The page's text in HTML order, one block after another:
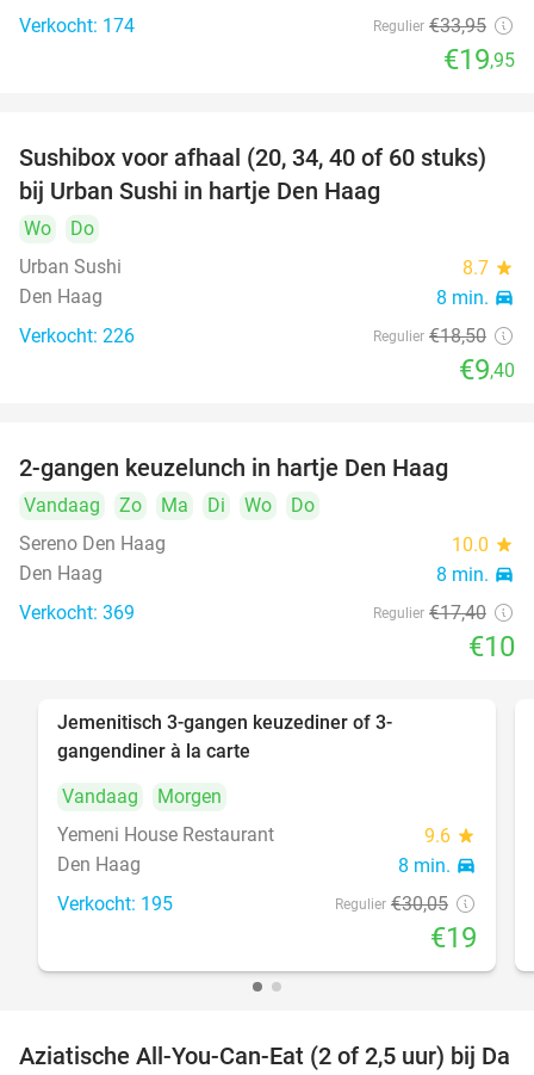
Verkocht: 174 Regulier €33,95
€19,95
49%
Sushibox voor afhaal (20, 34, 40 of 60 stuks)
bij Urban Sushi in hartje Den Haag
Wo
Do
Urban Sushi
8.7 star
Den Haag 8 min. directions_car
Verkocht: 226 Regulier €18,50
€9,40
2-gangen keuzelunch in hartje Den Haag
Vandaag Zo Ma Di Wo
Do
Sereno Den Haag
10.0 star
Den Haag 8 min. directions_car
Verkocht: 369 Regulier €17,40
€10
Jemenitisch 3-gangen keuzediner of 3-
gangendiner à la carte
Vandaag
Morgen
Yemeni House Restaurant
9.6 star
Den Haag 8 min. directions_car
Verkocht: 195 Regulier €30,05
€19
30%
Aziatische All-You-Can-Eat (2 of 2,5 uur) bij Da